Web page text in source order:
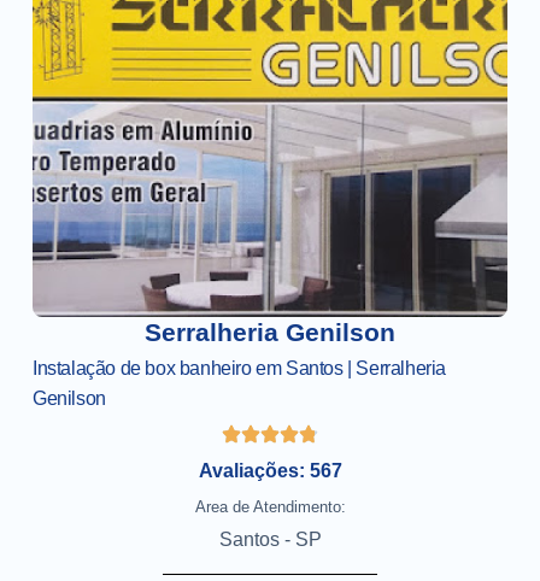
Serralheria Genilson
Instalação de box banheiro em Santos | Serralheria
Genilson
Avaliações: 567
Area de Atendimento:
Santos - SP